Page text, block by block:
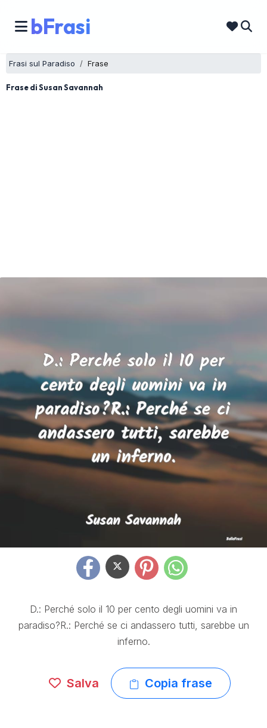
bFrasi
Frasi sul Paradiso Frase
Frase di Susan Savannah
D.: Perché solo il 10 per cento degli uomini va in
paradiso?R.: Perché se ci andassero tutti, sarebbe un
inferno.
Salva Copia frase